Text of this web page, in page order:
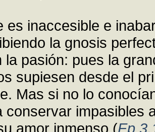
es inaccesible e
la gnosis
la pasión: pues la
supiesen desde el
Mas si no lo
conservar impasibles
amor inmenso (Ep